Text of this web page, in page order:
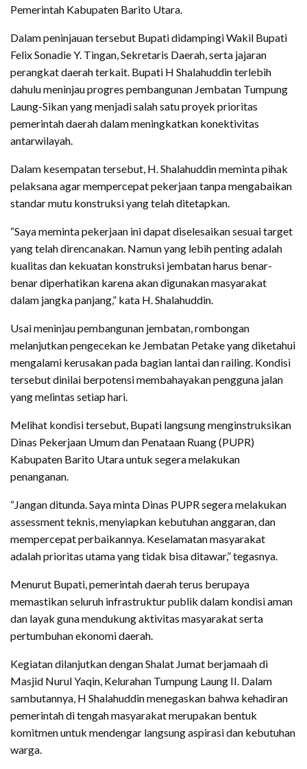
Pemerintah Kabupaten Barito Utara.
Dalam peninjauan tersebut Bupati didampingi Wakil Bupati
Felix Sonadie Y. Tingan, Sekretaris Daerah, serta jajaran
perangkat daerah terkait. Bupati H Shalahuddin terlebih
dahulu meninjau progres pembangunan Jembatan Tumpung
Laung-Sikan yang menjadi salah satu proyek prioritas
pemerintah daerah dalam meningkatkan konektivitas
antarwilayah.
Dalam kesempatan tersebut, H. Shalahuddin meminta pihak
pelaksana agar mempercepat pekerjaan tanpa mengabaikan
standar mutu konstruksi yang telah ditetapkan.
“Saya meminta pekerjaan ini dapat diselesaikan sesuai target
yang telah direncanakan. Namun yang lebih penting adalah
kualitas dan kekuatan konstruksi jembatan harus benar-
benar diperhatikan karena akan digunakan masyarakat
dalam jangka panjang,” kata H. Shalahuddin.
Usai meninjau pembangunan jembatan, rombongan
melanjutkan pengecekan ke Jembatan Petake yang diketahui
mengalami kerusakan pada bagian lantai dan railing. Kondisi
tersebut dinilai berpotensi membahayakan pengguna jalan
yang melintas setiap hari.
Melihat kondisi tersebut, Bupati langsung menginstruksikan
Dinas Pekerjaan Umum dan Penataan Ruang (PUPR)
Kabupaten Barito Utara untuk segera melakukan
penanganan.
“Jangan ditunda. Saya minta Dinas PUPR segera melakukan
assessment teknis, menyiapkan kebutuhan anggaran, dan
mempercepat perbaikannya. Keselamatan masyarakat
adalah prioritas utama yang tidak bisa ditawar,” tegasnya.
Menurut Bupati, pemerintah daerah terus berupaya
memastikan seluruh infrastruktur publik dalam kondisi aman
dan layak guna mendukung aktivitas masyarakat serta
pertumbuhan ekonomi daerah.
Kegiatan dilanjutkan dengan Shalat Jumat berjamaah di
Masjid Nurul Yaqin, Kelurahan Tumpung Laung II. Dalam
sambutannya, H Shalahuddin menegaskan bahwa kehadiran
pemerintah di tengah masyarakat merupakan bentuk
komitmen untuk mendengar langsung aspirasi dan kebutuhan
warga.